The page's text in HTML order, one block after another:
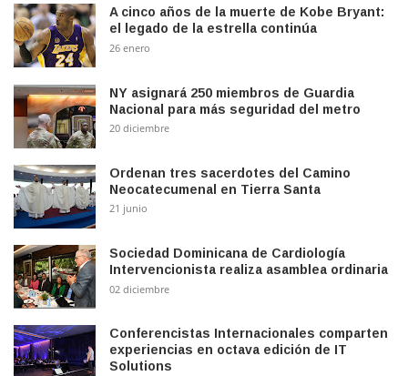
A cinco años de la muerte de Kobe Bryant:
el legado de la estrella continúa
26 enero
NY asignará 250 miembros de Guardia
Nacional para más seguridad del metro
20 diciembre
Ordenan tres sacerdotes del Camino
Neocatecumenal en Tierra Santa
21 junio
Sociedad Dominicana de Cardiología
Intervencionista realiza asamblea ordinaria
02 diciembre
Conferencistas Internacionales comparten
experiencias en octava edición de IT
Solutions